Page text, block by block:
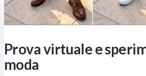
Prova virtuale e
moda